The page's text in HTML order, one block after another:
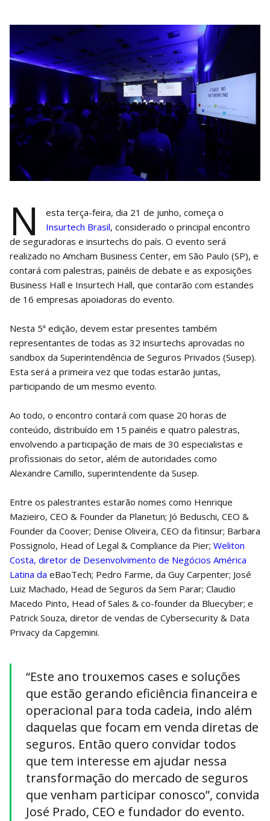
N
esta terça-feira, dia 21 de junho, começa o
Insurtech Brasil, considerado o principal encontro
de seguradoras e insurtechs do país. O evento será
realizado no Amcham Business Center, em São Paulo (SP), e
contará com palestras, painéis de debate e as exposições
Business Hall e Insurtech Hall, que contarão com estandes
de 16 empresas apoiadoras do evento.
Nesta 5ª edição, devem estar presentes também
representantes de todas as 32 insurtechs aprovadas no
sandbox da Superintendência de Seguros Privados (Susep).
Esta será a primeira vez que todas estarão juntas,
participando de um mesmo evento.
Ao todo, o encontro contará com quase 20 horas de
conteúdo, distribuído em 15 painéis e quatro palestras,
envolvendo a participação de mais de 30 especialistas e
profissionais do setor, além de autoridades como
Alexandre Camillo, superintendente da Susep.
Entre os palestrantes estarão nomes como Henrique
Mazieiro, CEO & Founder da Planetun; Jó Beduschi, CEO &
Founder da Coover; Denise Oliveira, CEO da fitinsur; Barbara
Possignolo, Head of Legal & Compliance da Pier; Weliton
Costa, diretor de Desenvolvimento de Negócios América
Latina da eBaoTech; Pedro Farme, da Guy Carpenter; José
Luiz Machado, Head de Seguros da Sem Parar; Claudio
Macedo Pinto, Head of Sales & co-founder da Bluecyber; e
Patrick Souza, diretor de vendas de Cybersecurity & Data
Privacy da Capgemini.
“Este ano trouxemos cases e soluções
que estão gerando eficiência financeira e
operacional para toda cadeia, indo além
daquelas que focam em venda diretas de
seguros. Então quero convidar todos
que tem interesse em ajudar nessa
transformação do mercado de seguros
que venham participar conosco”, convida
José Prado, CEO e fundador do evento.